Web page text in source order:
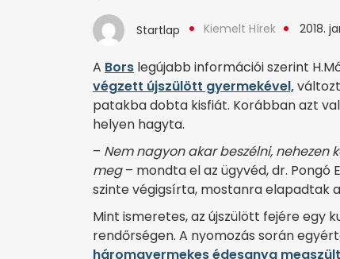
Startlap Kiemelt Hírek 2018.
A Bors legújabb információi szerint
végzett újszülött gyermekével,
patakba dobta kisfiát. Korábban azt
helyen hagyta.
– Nem nagyon akar beszélni, nehezen
meg– mondta el az ügyvéd, dr. Pongó
szinte vé­gigsírta, mostanra elapadtak
Mint ismeretes, az újszülött fejére egy
rendőrségen. A nyomozás során
háromgyermekes édesanya